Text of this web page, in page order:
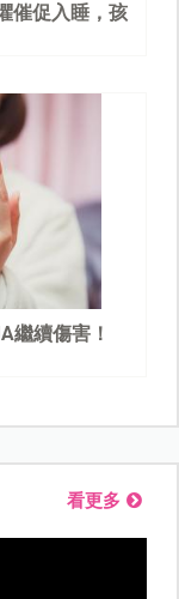
催促入睡，孩
繼續傷害！
看更多